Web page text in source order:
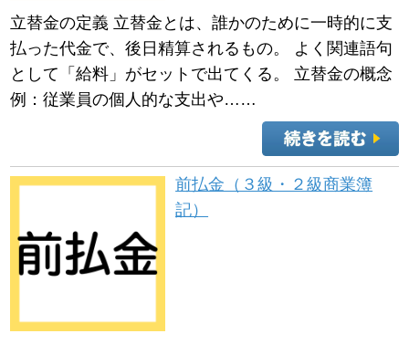
立替金の定義 立替金とは、誰かのために一時的に支
払った代金で、後日精算されるもの。 よく関連語句
として「給料」がセットで出てくる。 立替金の概念
例：従業員の個人的な支出や……
前払金（３級・２級商業簿
記）